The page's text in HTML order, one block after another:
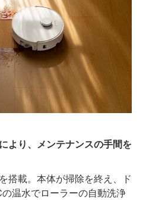
より、メンテナンスの手間を
搭載。本体が掃除を終え、ド
温水でローラーの自動洗浄